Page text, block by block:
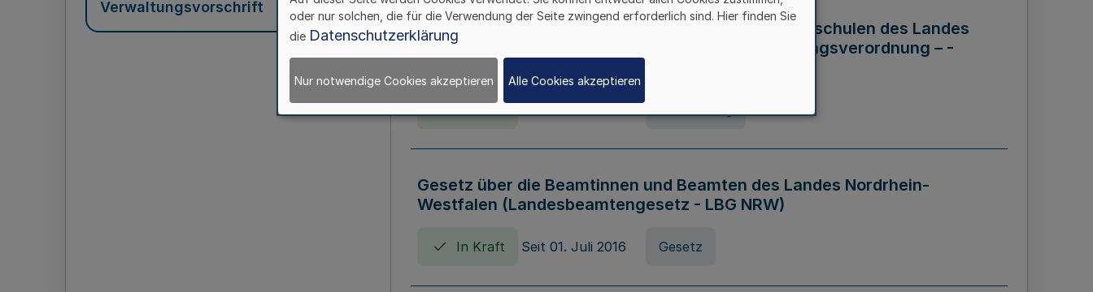
Verwaltungsvorschrift
Verordnung über die Wirtschaftsführung der Hochschulen des Landes
Nordrhein-Westfalen (Hochschulwirtschaftsführungsverordnung – -
Gesetz über die Beamtinnen und Beamten des Landes Nordrhein-
Westfalen (Landesbeamtengesetz - LBG NRW)
In Kraft Seit 01. Juli 2016 Gesetz
oder nur solchen, die für die Verwendung der Seite zwingend erforderlich sind. Hier finden Sie
die Datenschutzerklärung
Nur notwendige Cookies akzeptieren Alle Cookies akzeptieren